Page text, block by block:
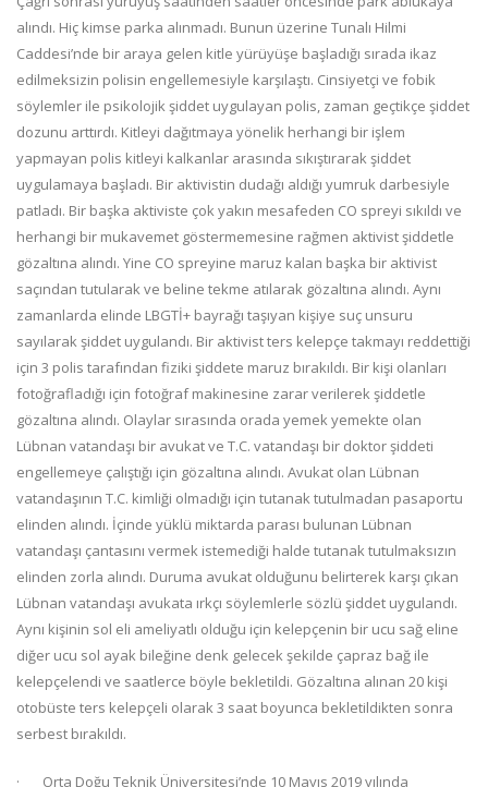
alındı. Hiç kimse parka alınmadı. Bunun üzerine Tunalı Hilmi
Caddesi’nde bir araya gelen kitle yürüyüşe başladığı sırada ikaz
edilmeksizin polisin engellemesiyle karşılaştı. Cinsiyetçi ve fobik
söylemler ile psikolojik şiddet uygulayan polis, zaman geçtikçe şiddet
dozunu arttırdı. Kitleyi dağıtmaya yönelik herhangi bir işlem
yapmayan polis kitleyi kalkanlar arasında sıkıştırarak şiddet
uygulamaya başladı. Bir aktivistin dudağı aldığı yumruk darbesiyle
patladı. Bir başka aktiviste çok yakın mesafeden CO spreyi sıkıldı ve
herhangi bir mukavemet göstermemesine rağmen aktivist şiddetle
gözaltına alındı. Yine CO spreyine maruz kalan başka bir aktivist
saçından tutularak ve beline tekme atılarak gözaltına alındı. Aynı
zamanlarda elinde LBGTİ+ bayrağı taşıyan kişiye suç unsuru
sayılarak şiddet uygulandı. Bir aktivist ters kelepçe takmayı reddettiği
için 3 polis tarafından fiziki şiddete maruz bırakıldı. Bir kişi olanları
fotoğrafladığı için fotoğraf makinesine zarar verilerek şiddetle
gözaltına alındı. Olaylar sırasında orada yemek yemekte olan
Lübnan vatandaşı bir avukat ve T.C. vatandaşı bir doktor şiddeti
engellemeye çalıştığı için gözaltına alındı. Avukat olan Lübnan
vatandaşının T.C. kimliği olmadığı için tutanak tutulmadan pasaportu
elinden alındı. İçinde yüklü miktarda parası bulunan Lübnan
vatandaşı çantasını vermek istemediği halde tutanak tutulmaksızın
elinden zorla alındı. Duruma avukat olduğunu belirterek karşı çıkan
Lübnan vatandaşı avukata ırkçı söylemlerle sözlü şiddet uygulandı.
Aynı kişinin sol eli ameliyatlı olduğu için kelepçenin bir ucu sağ eline
diğer ucu sol ayak bileğine denk gelecek şekilde çapraz bağ ile
kelepçelendi ve saatlerce böyle bekletildi. Gözaltına alınan 20 kişi
otobüste ters kelepçeli olarak 3 saat boyunca bekletildikten sonra
serbest bırakıldı.
· Orta Doğu Teknik Üniversitesi’nde 10 Mayıs 2019 yılında